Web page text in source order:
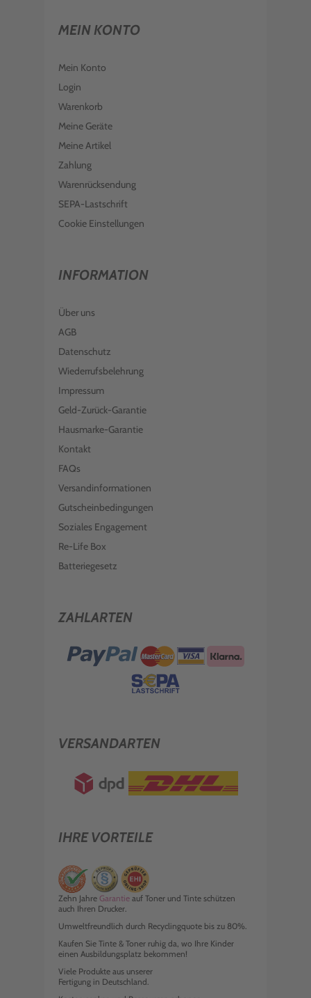
€ 110,99
MEIN KONTO
Mein Konto
Login
Warenkorb
Meine Geräte
Meine Artikel
Zahlung
Warenrücksendung
SEPA-Lastschrift
Cookie Einstellungen
INFORMATION
Über uns
AGB
Datenschutz
Wiederrufsbelehrung
Impressum
Geld-Zurück-Garantie
Hausmarke-Garantie
Kontakt
FAQs
Versandinformationen
Gutscheinbedingungen
Soziales Engagement
Re-Life Box
Batteriegesetz
ZAHLARTEN
VERSANDARTEN
IHRE VORTEILE
Zehn Jahre Garantie auf Toner und Tinte schützen
auch Ihren Drucker.
Umweltfreundlich durch Recyclingquote bis zu 80%.
Kaufen Sie Tinte & Toner ruhig da, wo Ihre Kinder
einen Ausbildungsplatz bekommen!
Viele Produkte aus unserer
Fertigung in Deutschland.